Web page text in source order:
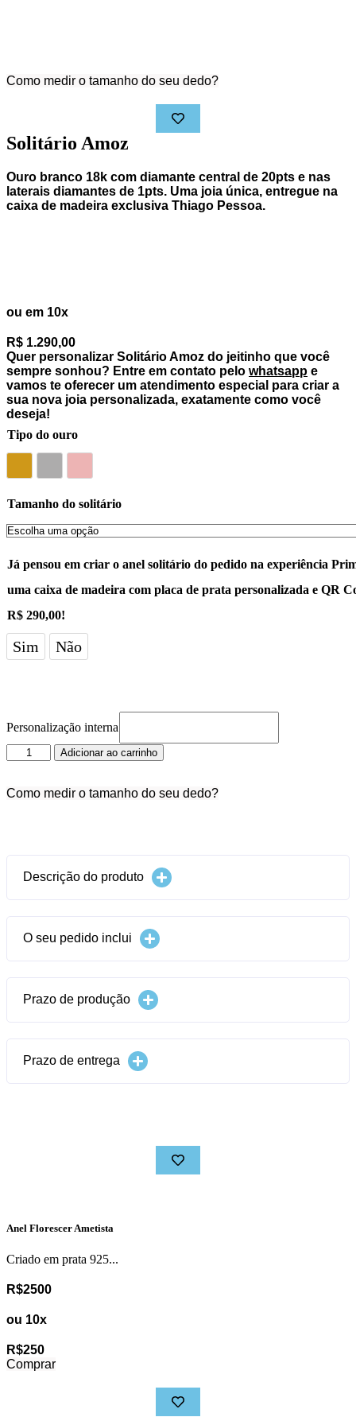
Como medir o tamanho do seu dedo?
Solitário Amoz
Ouro branco 18k com diamante central de 20pts e nas
laterais diamantes de 1pts. Uma joia única, entregue na
caixa de madeira exclusiva Thiago Pessoa.
ou em 10x
R$ 1.290,00
Quer personalizar Solitário Amoz do jeitinho que você
sempre sonhou? Entre em contato pelo whatsapp e
vamos te oferecer um atendimento especial para criar a
sua nova joia personalizada, exatamente como você
deseja!
Tipo do ouro
Ouro amarelo 18k
Ouro branco 18k
Ouro rose 18k
Tamanho do solitário
Já pensou em criar o anel solitário do pedido na experiência
uma caixa de madeira com placa de prata personalizada e QR
R$ 290,00!
Sim Não
Personalização interna
Solitário
Amoz
Adicionar ao carrinho
Como medir o tamanho do seu dedo?
Descrição do produto
O seu pedido inclui
Prazo de produção
Prazo de entrega
Anel Florescer Ametista
Criado em prata 925...
R$2500
ou 10x
R$250
Comprar